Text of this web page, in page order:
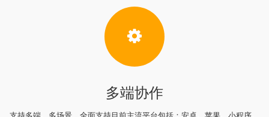
多端协作